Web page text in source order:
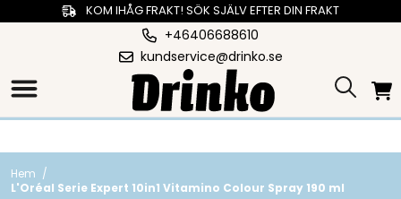
KOM IHÅG FRAKT! SÖK SJÄLV EFTER DIN FRAKT
+46406688610
kundservice@drinko.se
Hem /
L'Oréal Serie Expert 10in1 Vitamino Colour Spray 190 ml